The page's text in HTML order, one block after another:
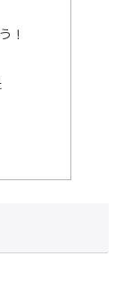
！